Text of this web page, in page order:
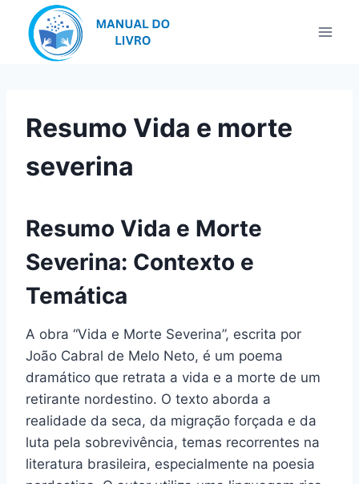
Resumo Vida e morte
severina
Resumo Vida e Morte
Severina: Contexto e
Temática
A obra “Vida e Morte Severina”, escrita por
João Cabral de Melo Neto, é um poema
dramático que retrata a vida e a morte de um
retirante nordestino. O texto aborda a
realidade da seca, da migração forçada e da
luta pela sobrevivência, temas recorrentes na
literatura brasileira, especialmente na poesia